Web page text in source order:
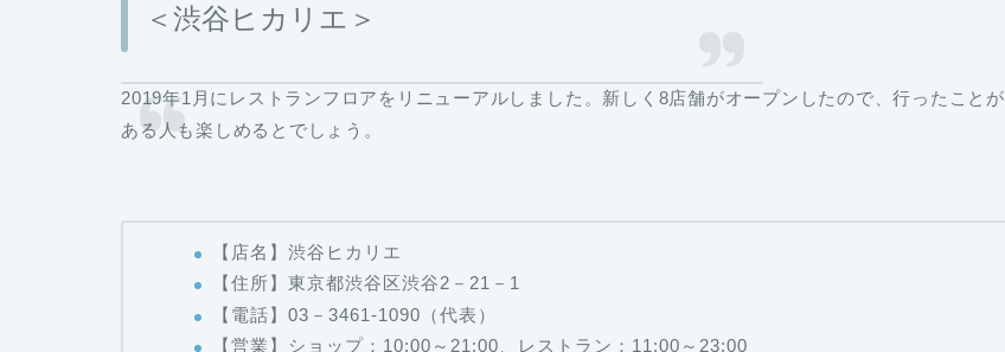
＜渋谷ヒカリエ＞
2019年1月にレストランフロアをリニューアルしました。新しく8店舗がオープンしたので、行ったことが
ある人も楽しめるとでしょう。
【店名】渋谷ヒカリエ
【住所】東京都渋谷区渋谷2－21－1
【電話】03－3461-1090（代表）
【営業】ショップ：10:00～21:00、レストラン：11:00～23:00